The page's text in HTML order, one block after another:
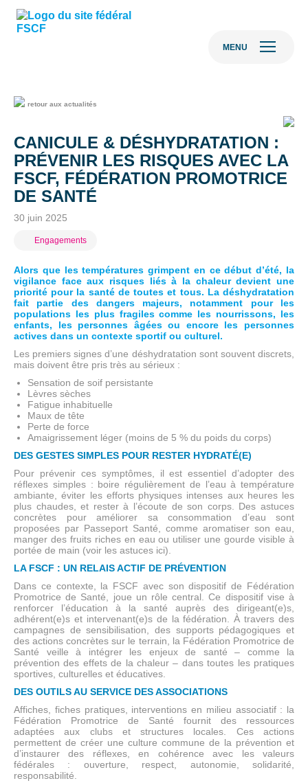
MENU
retour aux actualités
CANICULE & DÉSHYDRATATION :
PRÉVENIR LES RISQUES AVEC LA
FSCF, FÉDÉRATION PROMOTRICE
DE SANTÉ
30 juin 2025
Engagements
Alors que les températures grimpent en ce début d’été, la
vigilance face aux risques liés à la chaleur devient une
priorité pour la santé de toutes et tous. La déshydratation
fait partie des dangers majeurs, notamment pour les
populations les plus fragiles comme les nourrissons, les
enfants, les personnes âgées ou encore les personnes
actives dans un contexte sportif ou culturel.
Les premiers signes d’une déshydratation sont souvent discrets,
mais doivent être pris très au sérieux :
Sensation de soif persistante
Lèvres sèches
Fatigue inhabituelle
Maux de tête
Perte de force
Amaigrissement léger (moins de 5 % du poids du corps)
DES GESTES SIMPLES POUR RESTER HYDRATÉ(E)
Pour prévenir ces symptômes, il est essentiel d’adopter des
réflexes simples : boire régulièrement de l’eau à température
ambiante, éviter les efforts physiques intenses aux heures les
plus chaudes, et rester à l’écoute de son corps. Des astuces
concrètes pour améliorer sa consommation d’eau sont
proposées par Passeport Santé, comme aromatiser son eau,
manger des fruits riches en eau ou utiliser une gourde visible à
portée de main (voir les astuces ici).
LA FSCF : UN RELAIS ACTIF DE PRÉVENTION
Dans ce contexte, la FSCF avec son dispositif de Fédération
Promotrice de Santé, joue un rôle central. Ce dispositif vise à
renforcer l’éducation à la santé auprès des dirigeant(e)s,
adhérent(e)s et intervenant(e)s de la fédération. À travers des
campagnes de sensibilisation, des supports pédagogiques et
des actions concrètes sur le terrain, la Fédération Promotrice de
Santé veille à intégrer les enjeux de santé – comme la
prévention des effets de la chaleur – dans toutes les pratiques
sportives, culturelles et éducatives.
DES OUTILS AU SERVICE DES ASSOCIATIONS
Affiches, fiches pratiques, interventions en milieu associatif : la
Fédération Promotrice de Santé fournit des ressources
adaptées aux clubs et structures locales. Ces actions
permettent de créer une culture commune de la prévention et
d’instaurer des réflexes, en cohérence avec les valeurs
fédérales : ouverture, respect, autonomie, solidarité,
responsabilité.